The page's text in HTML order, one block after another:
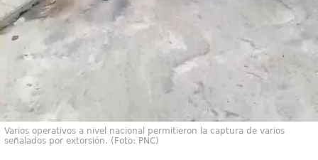
Varios operativos a nivel nacional permitieron la captura de varios
señalados por extorsión. (Foto: PNC)